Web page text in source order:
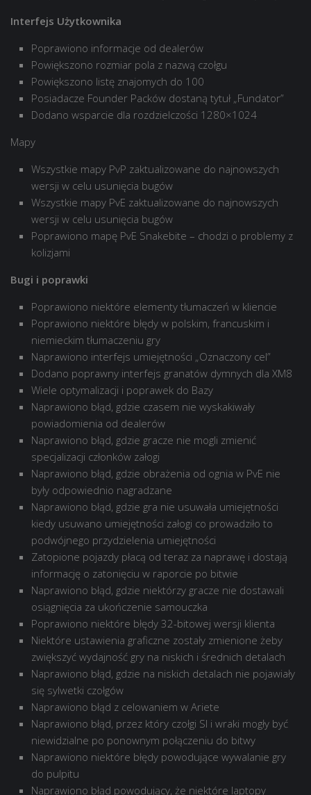
Interfejs Użytkownika
Poprawiono informacje od dealerów
Powiększono rozmiar pola z nazwą czołgu
Powiększono listę znajomych do 100
Posiadacze Founder Packów dostaną tytuł „Fundator”
Dodano wsparcie dla rozdzielczości 1280×1024
Mapy
Wszystkie mapy PvP zaktualizowane do najnowszych
wersji w celu usunięcia bugów
Wszystkie mapy PvE zaktualizowane do najnowszych
wersji w celu usunięcia bugów
Poprawiono mapę PvE Snakebite – chodzi o problemy z
kolizjami
Bugi i poprawki
Poprawiono niektóre elementy tłumaczeń w kliencie
Poprawiono niektóre błędy w polskim, francuskim i
niemieckim tłumaczeniu gry
Naprawiono interfejs umiejętności „Oznaczony cel”
Dodano poprawny interfejs granatów dymnych dla XM8
Wiele optymalizacji i poprawek do Bazy
Naprawiono błąd, gdzie czasem nie wyskakiwały
powiadomienia od dealerów
Naprawiono błąd, gdzie gracze nie mogli zmienić
specjalizacji członków załogi
Naprawiono błąd, gdzie obrażenia od ognia w PvE nie
były odpowiednio nagradzane
Naprawiono błąd, gdzie gra nie usuwała umiejętności
kiedy usuwano umiejętności załogi co prowadziło to
podwójnego przydzielenia umiejętności
Zatopione pojazdy płacą od teraz za naprawę i dostają
informację o zatonięciu w raporcie po bitwie
Naprawiono błąd, gdzie niektórzy gracze nie dostawali
osiągnięcia za ukończenie samouczka
Poprawiono niektóre błędy 32-bitowej wersji klienta
Niektóre ustawienia graficzne zostały zmienione żeby
zwiększyć wydajność gry na niskich i średnich detalach
Naprawiono błąd, gdzie na niskich detalach nie pojawiały
się sylwetki czołgów
Naprawiono błąd z celowaniem w Ariete
Naprawiono błąd, przez który czołgi SI i wraki mogły być
niewidzialne po ponownym połączeniu do bitwy
Naprawiono niektóre błędy powodujące wywalanie gry
do pulpitu
Naprawiono błąd powodujący, że niektóre laptopy